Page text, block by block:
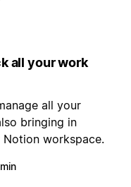
all your work
all your
bringing in
workspace.